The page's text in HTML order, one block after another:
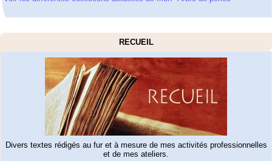
RECUEIL
Divers textes rédigés au fur et à mesure de mes activités professionnelles
et de mes ateliers.